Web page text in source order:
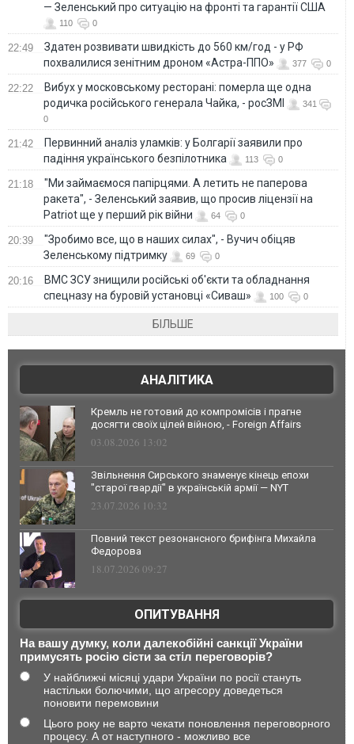
— Зеленський про ситуацію на фронті та гарантії США
110 0
22:49
Здатен розвивати швидкість до 560 км/год - у РФ
похвалилися зенітним дроном «Астра-ППО»
377 0
22:22
Вибух у московському ресторані: померла ще одна
родичка російського генерала Чайка, - росЗМІ
341
0
21:42
Первинний аналіз уламків: у Болгарії заявили про
падіння українського безпілотника
113 0
21:18
"Ми займаємося папірцями. А летить не паперова
ракета", - Зеленський заявив, що просив ліцензії на
Patriot ще у перший рік війни
64 0
20:39
"Зробимо все, що в наших силах", - Вучич обіцяв
Зеленському підтримку
69 0
20:16
ВМС ЗСУ знищили російські об'єкти та обладнання
спецназу на буровій установці «Сиваш»
100 0
БІЛЬШЕ
АНАЛІТИКА
Кремль не готовий до компромісів і прагне
досягти своїх цілей війною, - Foreign Affairs
03.08.2026 13:02
Звільнення Сирського знаменує кінець епохи
"старої гвардії" в українській армії — NYT
23.07.2026 10:32
Повний текст резонансного брифінга Михайла
Федорова
18.07.2026 09:27
ОПИТУВАННЯ
На вашу думку, коли далекобійні санкції України
примусять росію сісти за стіл переговорів?
У найближчі місяці удари України по росії стануть
настільки болючими, що агресору доведеться
поновити перемовини
Цього року не варто чекати поновлення переговорного
процесу. А от наступного - можливо все